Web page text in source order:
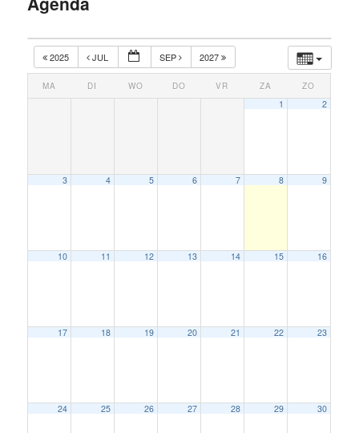
inhoud
2025 JUL SEP 2027
MA DI WO DO VR ZA ZO
1 2
3 4 5 6 7 8 9
10 11 12 13 14 15 16
17 18 19 20 21 22 23
24 25 26 27 28 29 30